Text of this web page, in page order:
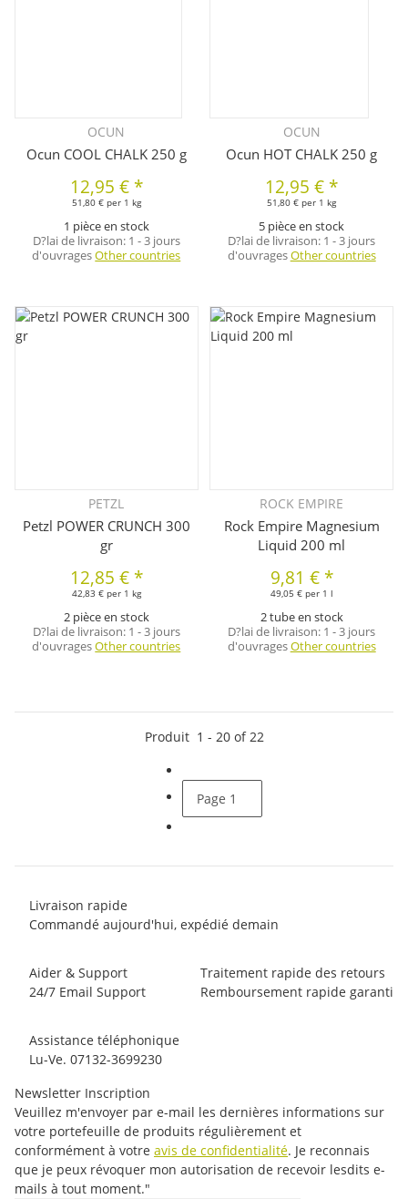
OCUN
Ocun COOL CHALK 250 g
12,95 € *
51,80 € per 1 kg
1 pièce en stock
D?lai de livraison: 1 - 3 jours
d'ouvragesOther countries
OCUN
Ocun HOT CHALK 250 g
12,95 € *
51,80 € per 1 kg
5 pièce en stock
D?lai de livraison: 1 - 3 jours
d'ouvragesOther countries
PETZL
Petzl POWER CRUNCH 300
gr
12,85 € *
42,83 € per 1 kg
2 pièce en stock
D?lai de livraison: 1 - 3 jours
d'ouvragesOther countries
ROCK EMPIRE
Rock Empire Magnesium
Liquid 200 ml
9,81 € *
49,05 € per 1 l
2 tube en stock
D?lai de livraison: 1 - 3 jours
d'ouvragesOther countries
Produit 1 - 20of22
Page 1
Livraison rapide
Commandé aujourd'hui, expédié demain
Aider & Support
24/7 Email Support
Traitement rapide des retours
Remboursement rapide garanti
Assistance téléphonique
Lu-Ve. 07132-3699230
Newsletter Inscription
Veuillez m'envoyer par e-mail les dernières informations sur
votre portefeuille de produits régulièrement et
conformément à votre avis de confidentialité. Je reconnais
que je peux révoquer mon autorisation de recevoir lesdits e-
mails à tout moment."